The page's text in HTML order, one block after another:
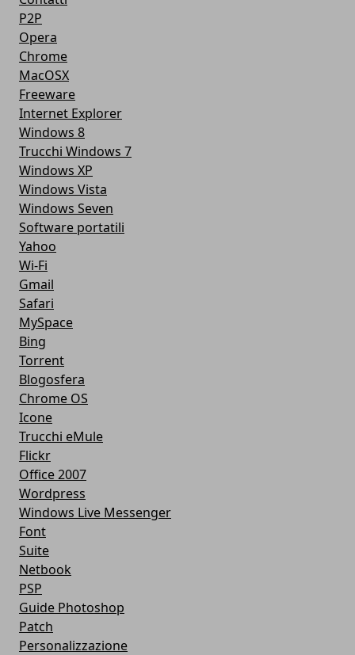
P2P
Opera
Chrome
MacOSX
Freeware
Internet Explorer
Windows 8
Trucchi Windows 7
Windows XP
Windows Vista
Windows Seven
Software portatili
Yahoo
Wi-Fi
Gmail
Safari
MySpace
Bing
Torrent
Blogosfera
Chrome OS
Icone
Trucchi eMule
Flickr
Office 2007
Wordpress
Windows Live Messenger
Font
Suite
Netbook
PSP
Guide Photoshop
Patch
Personalizzazione